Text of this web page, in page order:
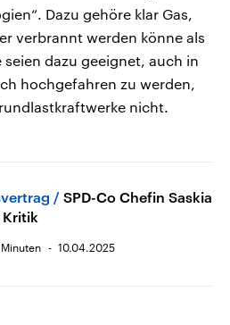
Dazu gehöre klar Gas,
verbrannt werden könne als
dazu geeignet, auch in
hochgefahren zu werden,
nicht.
SPD-Co Chefin Saskia
Kritik
10.04.2025